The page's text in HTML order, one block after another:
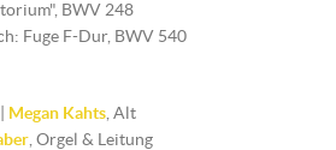
BWV 248
Fuge F-Dur, BWV 540
Megan Kahts , Alt
, Orgel & Leitung